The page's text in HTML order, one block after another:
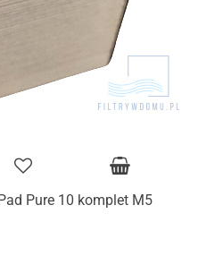
Pure 10 komplet M5